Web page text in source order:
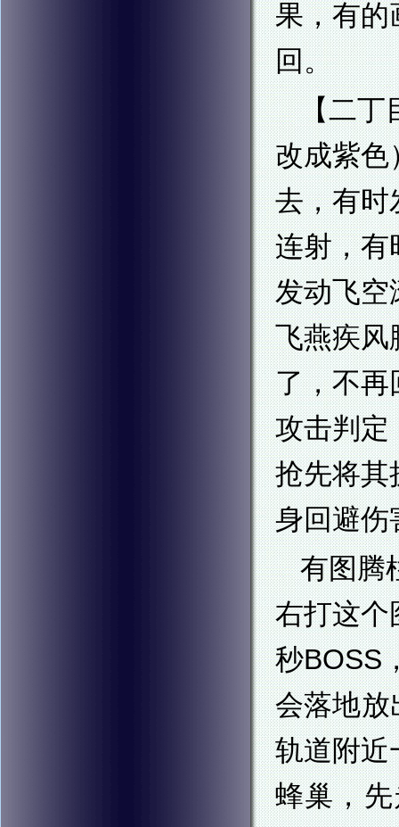
果，有的
回。
【二丁
改成紫色
去，有时
连射，有
发动飞空
飞燕疾风
了，不再
攻击判定
抢先将其
身回避伤
有图腾
右打这个
秒BOSS
会落地放
轨道附近
蜂巢，